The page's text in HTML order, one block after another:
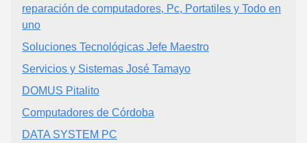
reparación de computadores, Pc, Portatiles y Todo en
uno
Soluciones Tecnológicas Jefe Maestro
Servicios y Sistemas José Tamayo
DOMUS Pitalito
Computadores de Córdoba
DATA SYSTEM PC